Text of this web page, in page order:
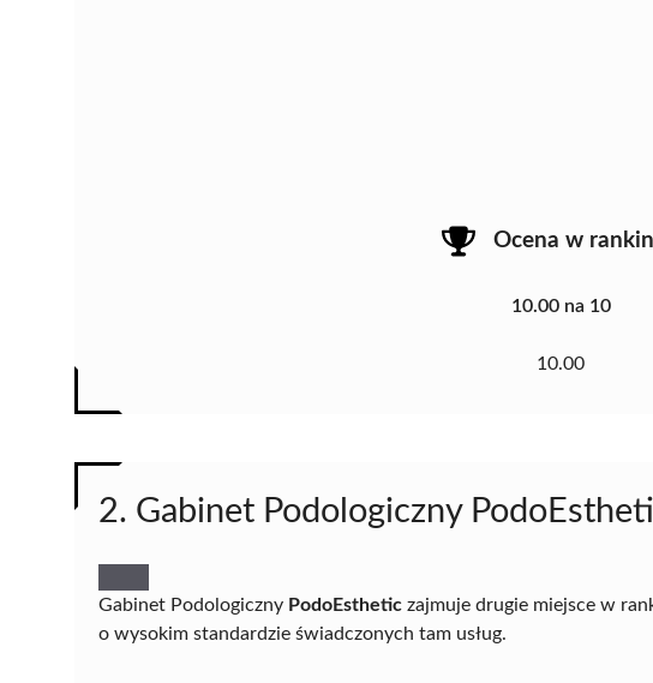
Ocena w
10.00 na 10
10.00
2. Gabinet Podologiczny
Gabinet Podologiczny PodoEsthetic zajmuje drugie miejsce w
o wysokim standardzie świadczonych tam usług.